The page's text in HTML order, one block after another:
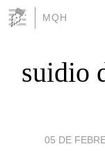
MQH
suidio
05 DE